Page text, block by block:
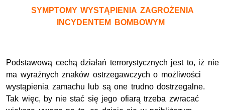
SYMPTOMY WYSTĄPIENIA ZAGROŻENIA
INCYDENTEM BOMBOWYM
Podstawową cechą działań terrorystycznych jest to, iż nie
ma wyraźnych znaków ostrzegawczych o możliwości
wystąpienia zamachu lub są one trudno dostrzegalne.
Tak więc, by nie stać się jego ofiarą trzeba zwracać